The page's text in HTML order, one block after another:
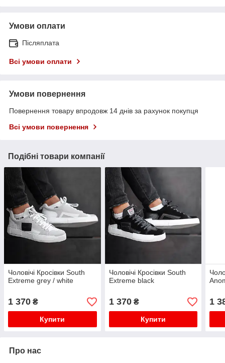
Умови оплати
Післяплата
Всі умови оплати
Умови повернення
Повернення товару впродовж 14 днів за рахунок покупця
Всі умови повернення
Подібні товари компанії
Чоловічі Кросівки South
Extreme grey / white
1 370 ₴
Купити
Чоловічі Кросівки South
Extreme black
1 370₴
Купити
1
Про нас